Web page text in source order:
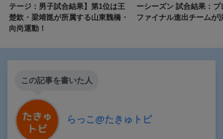
テージ：男子試合結果】第1位は王
楚欽・梁靖崑が所属する山東魏橋・
向尚運動！
ーシーズン 試合結果：プ
ファイナル進出チームが
この記事を書いた人
らっこ@たきゅトピ